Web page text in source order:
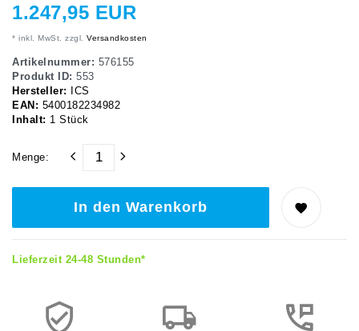
1.247,95 EUR
* inkl. MwSt. zzgl. Versandkosten
Artikelnummer: 576155
Produkt ID: 553
Hersteller:
ICS
EAN: 5400182234982
Inhalt: 1 Stück
Menge:
In den Warenkorb
Lieferzeit 24-48 Stunden*